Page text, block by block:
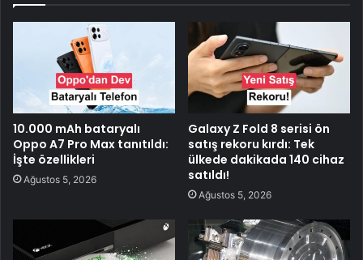
10.000 mAh bataryalı
Oppo A7 Pro Max tanıtıldı:
İşte özellikleri
Ağustos 5, 2026
Galaxy Z Fold 8 serisi ön
satış rekoru kırdı: Tek
ülkede dakikada 140 cihaz
satıldı!
Ağustos 5, 2026